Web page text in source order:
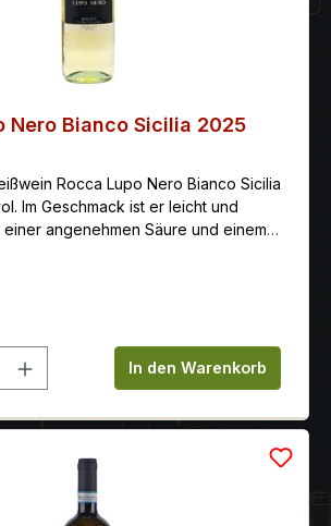
Nero Bianco Sicilia 2025
Rocca Lupo Nero Bianco Sicilia
Im Geschmack ist er leicht und
angenehmen Säure und einem
Farblich tritt der Lupo Nero
attraktiven, klaren Strohgelb mit
Gib den
In den Warenkorb